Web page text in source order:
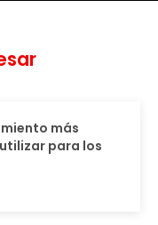
más
para los